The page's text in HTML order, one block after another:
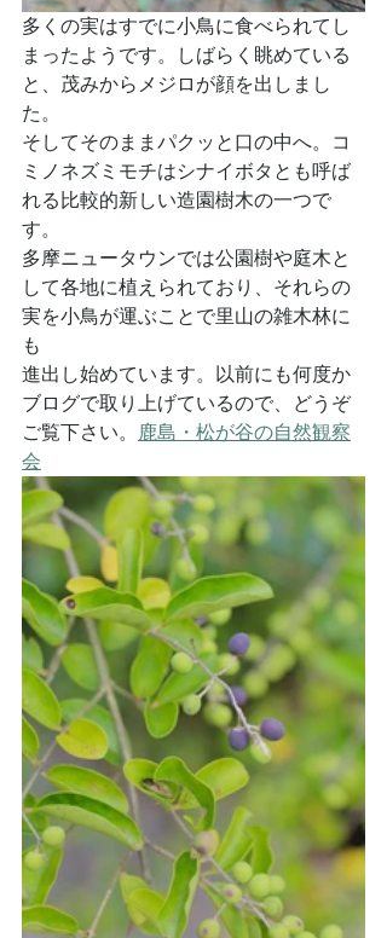
多くの実はすでに小鳥に食べられてし
まったようです。しばらく眺めている
と、茂みからメジロが顔を出しまし
た。
そしてそのままパクッと口の中へ。コ
ミノネズミモチはシナイボタとも呼ば
れる比較的新しい造園樹木の一つで
す。
多摩ニュータウンでは公園樹や庭木と
して各地に植えられており、それらの
実を小鳥が運ぶことで里山の雑木林に
も
進出し始めています。以前にも何度か
ブログで取り上げているので、どうぞ
ご覧下さい。
鹿島・松が谷の自然観察
会